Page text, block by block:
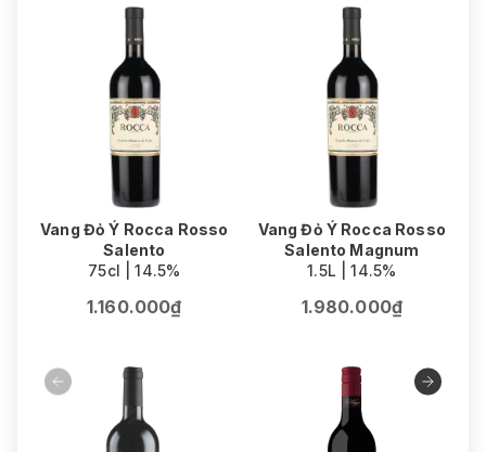
Vang Đỏ Ý Rocca Rosso
Salento
75cl | 14.5%
1.160.000₫
Vang Đỏ Ý Rocca Rosso
Salento Magnum
1.5L | 14.5%
1.980.000₫